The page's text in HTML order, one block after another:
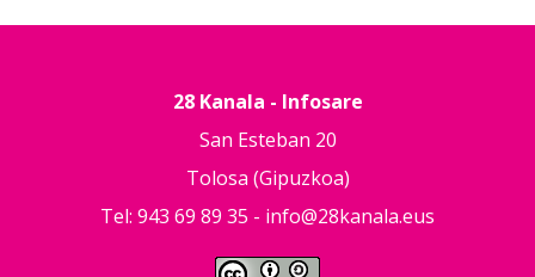
28 Kanala - Infosare
San Esteban 20
Tolosa (Gipuzkoa)
Tel: 943 69 89 35 - info@28kanala.eus